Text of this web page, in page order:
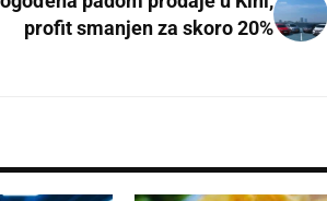
profit smanjen za skoro 20%